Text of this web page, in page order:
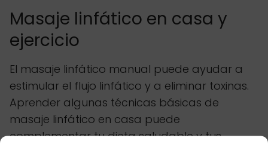
Masaje linfático en casa y
ejercicio
El masaje linfático manual puede ayudar a
estimular el flujo linfático y a eliminar toxinas.
Aprender algunas técnicas básicas de
masaje linfático en casa puede
complementar tu dieta saludable y tus